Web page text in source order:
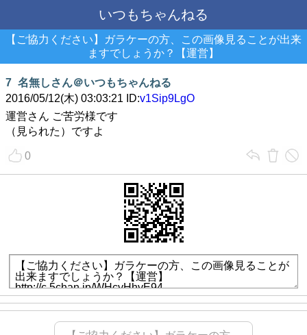
いつもちゃんねる
【ご協力ください】ガラケーの方、この画像見ることが出来
ますでしょうか？【運営】
7 名無しさん＠いつもちゃんねる
2016/05/12(木) 03:03:21 ID:v1Sip9LgO
運営さん ご苦労様です
（見られた）ですよ
0